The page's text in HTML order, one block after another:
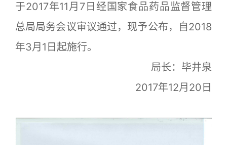
于2017年11月7日经国家食品药品监督管理
总局局务会议审议通过，现予公布，自2018
年3月1日起施行。
局长：毕井泉
2017年12月20日